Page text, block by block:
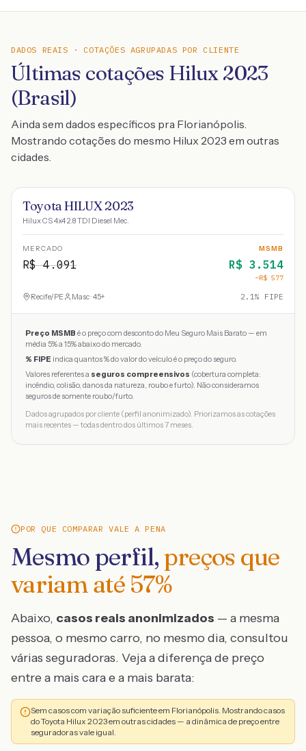
DADOS REAIS · COTAÇÕES AGRUPADAS POR CLIENTE
Últimas cotações Hilux 2023
(Brasil)
Ainda sem dados específicos pra Florianópolis.
Mostrando cotações do mesmo Hilux 2023 em outras
cidades.
Toyota HILUX 2023
Hilux CS 4x4 2.8 TDI Diesel Mec.
MERCADO
R$4.091
MSMB
R$ 3.514
−R$ 577
Recife/PE Masc · 45+ 2.1% FIPE
Preço MSMB é o preço com desconto do Meu Seguro Mais Barato — em
média 5% a 15% abaixo do mercado.
% FIPE indica quantos % do valor do veículo é o preço do seguro.
Valores referentes a seguros compreensivos (cobertura completa:
incêndio, colisão, danos da natureza, roubo e furto). Não consideramos
seguros de somente roubo/furto.
Dados agrupados por cliente (perfil anonimizado). Priorizamos as cotações
mais recentes — todas dentro dos últimos 7 meses.
POR QUE COMPARAR VALE A PENA
Mesmo perfil, preços que
variam até 57%
Abaixo, casos reais anonimizados — a mesma
pessoa, o mesmo carro, no mesmo dia, consultou
várias seguradoras. Veja a diferença de preço
entre a mais cara e a mais barata:
Sem casos com variação suficiente em Florianópolis. Mostrando casos
do Toyota Hilux 2023 em outras cidades — a dinâmica de preço entre
seguradoras vale igual.